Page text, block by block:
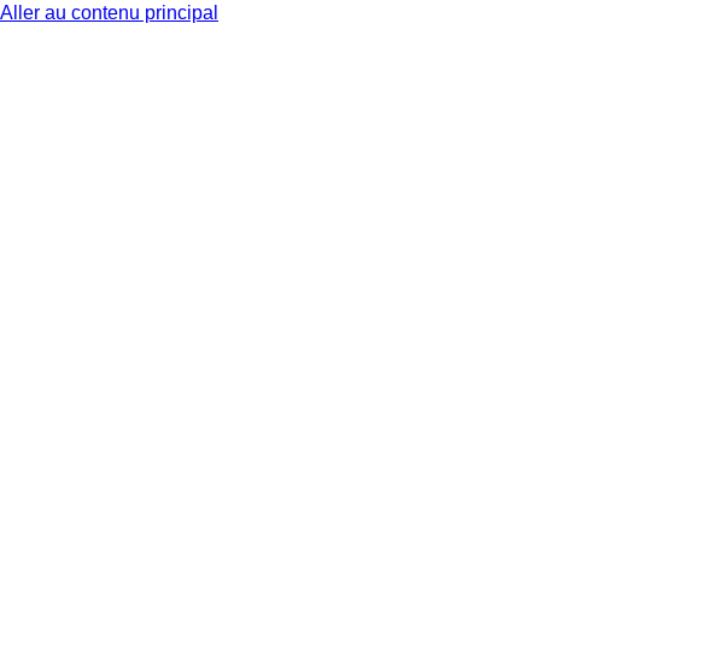
Aller au contenu principal